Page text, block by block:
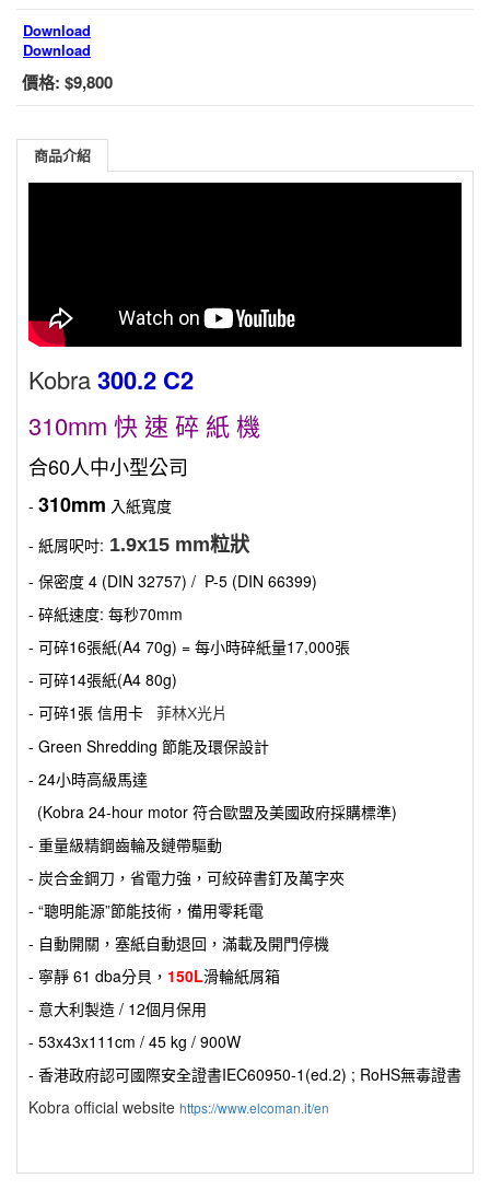
Download
Download
價格: $9,800
商品介紹
Kobra300.2 C2
310mm 快 速 碎 紙 機
合60人中小型公司
- 310mm 入紙寬度
- 紙屑呎吋: 1.9x15 mm粒狀
- 保密度 4 (DIN 32757) / P-5 (DIN 66399)
- 碎紙速度: 每秒70mm
- 可碎16張紙(A4 70g) = 每小時碎紙量17,000張
- 可碎14張紙(A4 80g)
- 可碎1張 信用卡
菲林X光片
- Green Shredding 節能及環保設計
- 24小時高級馬達
(Kobra 24-hour motor 符合歐盟及美國政府採購標準)
- 重量級精鋼齒輪及鏈帶驅動
- 炭合金鋼刀，省電力強，可絞碎書釘及萬字夾
- “聰明能源”節能技術，備用零耗電
- 自動開關，塞紙自動退回，滿載及開門停機
- 寧靜 61 dba分貝， 150L滑輪紙屑箱
- 意大利製造 / 12個月保用
- 53x43x111cm / 45 kg / 900W
- 香港政府認可國際安全證書IEC60950-1(ed.2) ; RoHS無毒證書
Kobra official website https://www.elcoman.it/en